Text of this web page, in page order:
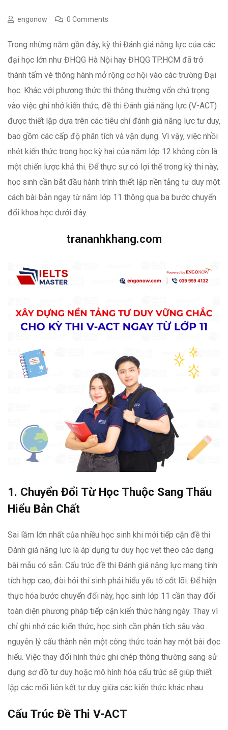
engonow 0 Comments
Trong những năm gần đây, kỳ thi Đánh giá năng lực của các
đại học lớn như ĐHQG Hà Nội hay ĐHQG TP.HCM đã trở
thành tấm vé thông hành mở rộng cơ hội vào các trường Đại
học. Khác với phương thức thi thông thường vốn chú trọng
vào việc ghi nhớ kiến thức, đề thi Đánh giá năng lực (V-ACT)
được thiết lập dựa trên các tiêu chí đánh giá năng lực tư duy,
bao gồm các cấp độ phân tích và vận dụng. Vì vậy, việc nhồi
nhét kiến thức trong học kỳ hai của năm lớp 12 không còn là
một chiến lược khả thi. Để thực sự có lợi thế trong kỳ thi này,
học sinh cần bắt đầu hành trình thiết lập nền tảng tư duy một
cách bài bản ngay từ năm lớp 11 thông qua ba bước chuyển
đổi khoa học dưới đây.
trananhkhang.com
1. Chuyển Đổi Từ Học Thuộc Sang Thấu
Hiểu Bản Chất
Sai lầm lớn nhất của nhiều học sinh khi mới tiếp cận đề thi
Đánh giá năng lực là áp dụng tư duy học vẹt theo các dạng
bài mẫu có sẵn. Cấu trúc đề thi Đánh giá năng lực mang tính
tích hợp cao, đòi hỏi thí sinh phải hiểu yếu tố cốt lõi. Để hiện
thực hóa bước chuyển đổi này, học sinh lớp 11 cần thay đổi
toàn diện phương pháp tiếp cận kiến thức hàng ngày. Thay vì
chỉ ghi nhớ các kiến thức, học sinh cần phân tích sâu vào
nguyên lý cấu thành nên một công thức toán hay một bài đọc
hiểu. Việc thay đổi hình thức ghi chép thông thường sang sử
dụng sơ đồ tư duy hoặc mô hình hóa cấu trúc sẽ giúp thiết
lập các mối liên kết tư duy giữa các kiến thức khác nhau.
Cấu Trúc Đề Thi V-ACT